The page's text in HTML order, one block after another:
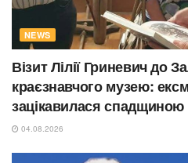
NEWS
Візит Лілії Гриневич до
краєзнавчого музею:
зацікавилася
04.08.2026